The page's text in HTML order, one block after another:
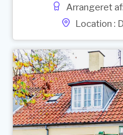
Arrangeret
Location :